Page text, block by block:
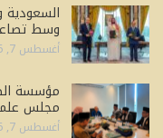
وسط
أغسطس 7, 2026
مؤسسة
مجلس
أغسطس 7, 2026